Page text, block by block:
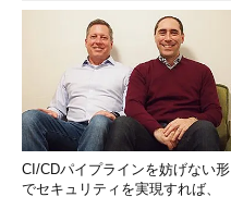
CI/CDパイプラインを妨げない形
でセキュリティを実現すれば、